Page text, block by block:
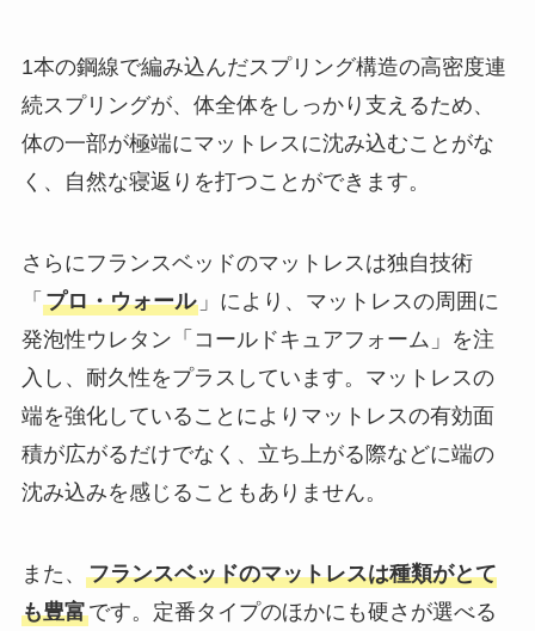
1本の鋼線で編み込んだスプリング構造の高密度連
続スプリングが、体全体をしっかり支えるため、
体の一部が極端にマットレスに沈み込むことがな
く、自然な寝返りを打つことができます。
さらにフランスベッドのマットレスは独自技術
「 プロ・ウォール」により、マットレスの周囲に
発泡性ウレタン「コールドキュアフォーム」を注
入し、耐久性をプラスしています。マットレスの
端を強化していることによりマットレスの有効面
積が広がるだけでなく、立ち上がる際などに端の
沈み込みを感じることもありません。
また、 フランスベッドのマットレスは種類がとて
も豊富です。定番タイプのほかにも硬さが選べる